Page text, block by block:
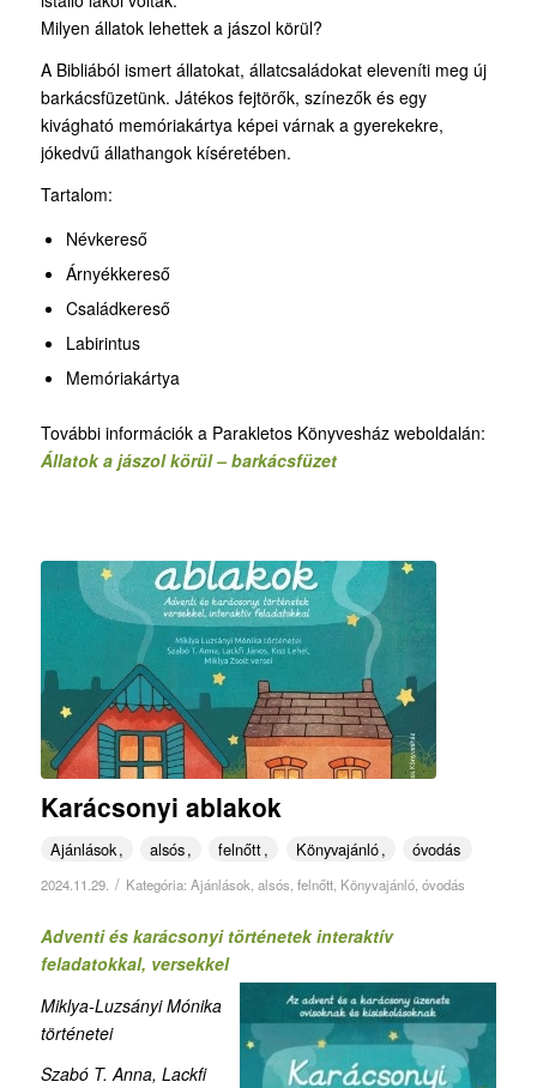
Milyen állatok lehettek a jászol körül?
A Bibliából ismert állatokat, állatcsaládokat eleveníti meg új
barkácsfüzetünk. Játékos fejtörők, színezők és egy
kivágható memóriakártya képei várnak a gyerekekre,
jókedvű állathangok kíséretében.
Tartalom:
Névkereső
Árnyékkereső
Családkereső
Labirintus
Memóriakártya
További információk a Parakletos Könyvesház weboldalán:
Állatok a jászol körül – barkácsfüzet
Karácsonyi ablakok
Ajánlások alsós felnőtt Könyvajánló óvodás
2024.11.29. / Kategória: Ajánlások alsós felnőtt, Könyvajánló, óvodás
Adventi és karácsonyi történetek interaktív
feladatokkal, versekkel
Miklya-Luzsányi Mónika
történetei
Szabó T. Anna, Lackfi